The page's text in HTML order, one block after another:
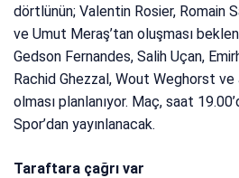
dörtlünün; Valentin Rosier, Romain
ve Umut Meraş’tan oluşması
Gedson Fernandes, Salih Uçan,
Rachid Ghezzal, Wout Weghorst ve
olması planlanıyor. Maç, saat
Spor’dan yayınlanacak.
Taraftara çağrı var